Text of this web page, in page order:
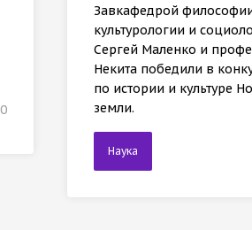
Завкафедрой
культурологии и
Сергей Маленко и
Некита победили в
по истории и культуре
земли.
Наука